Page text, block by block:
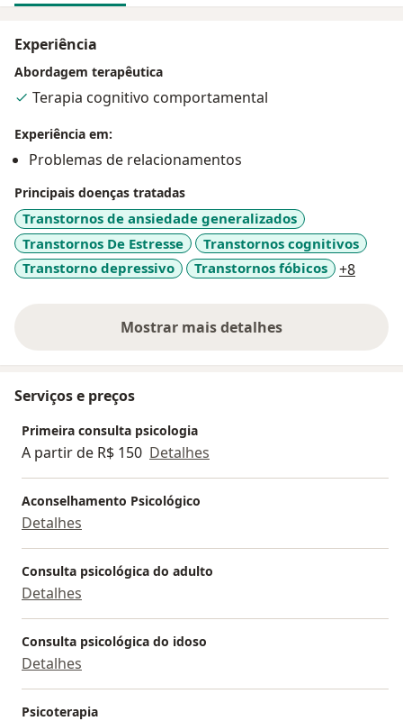
Experiência
Abordagem terapêutica
Terapia cognitivo comportamental
Experiência em:
Problemas de relacionamentos
Principais doenças tratadas
Transtornos de ansiedade generalizados
Transtornos De Estresse
Transtornos cognitivos
Transtorno depressivo
Transtornos fóbicos +8
Mostrar mais detalhes
sobre a experiência
Serviços e preços
Primeira consulta psicologia
A partir de R$ 150 Detalhes
Aconselhamento Psicológico
Detalhes
Consulta psicológica do adulto
Detalhes
Consulta psicológica do idoso
Detalhes
Psicoterapia